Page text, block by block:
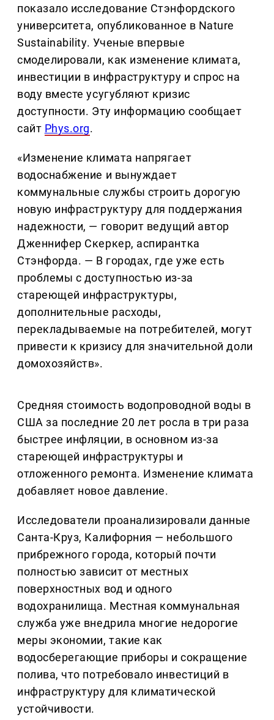
показало исследование Стэнфордского
университета, опубликованное в Nature
Sustainability. Ученые впервые
смоделировали, как изменение климата,
инвестиции в инфраструктуру и спрос на
воду вместе усугубляют кризис
доступности. Эту информацию сообщает
сайт Phys.org.
«Изменение климата напрягает
водоснабжение и вынуждает
коммунальные службы строить дорогую
новую инфраструктуру для поддержания
надежности, — говорит ведущий автор
Дженнифер Скеркер, аспирантка
Стэнфорда. — В городах, где уже есть
проблемы с доступностью из-за
стареющей инфраструктуры,
дополнительные расходы,
перекладываемые на потребителей, могут
привести к кризису для значительной доли
домохозяйств».
Средняя стоимость водопроводной воды в
США за последние 20 лет росла в три раза
быстрее инфляции, в основном из-за
стареющей инфраструктуры и
отложенного ремонта. Изменение климата
добавляет новое давление.
Исследователи проанализировали данные
Санта-Круз, Калифорния — небольшого
прибрежного города, который почти
полностью зависит от местных
поверхностных вод и одного
водохранилища. Местная коммунальная
служба уже внедрила многие недорогие
меры экономии, такие как
водосберегающие приборы и сокращение
полива, что потребовало инвестиций в
инфраструктуру для климатической
устойчивости.